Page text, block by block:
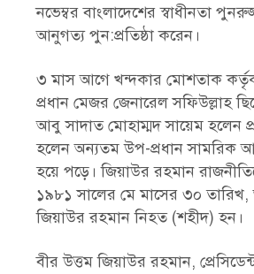
নভেম্বর বাংলাদেশের স্বাধীনতা
আনুগত্য পুন:প্রতিষ্ঠা করেন।
৩ মাস আগে খন্দকার মোশতাক কর্তৃক
প্রধান মেজর জেনারেল সফিউল্লাহ
আবু সাদাত মোহাম্মদ সায়েম হলেন
হলেন অন্যতম উপ-প্রধান সামরিক
হয়ে পড়ে। জিয়াউর রহমান
১৯৮১ সালের মে মাসের ৩০ তারিখ,
জিয়াউর রহমান নিহত (শহীদ) হন।
বীর উত্তম জিয়াউর রহমান,